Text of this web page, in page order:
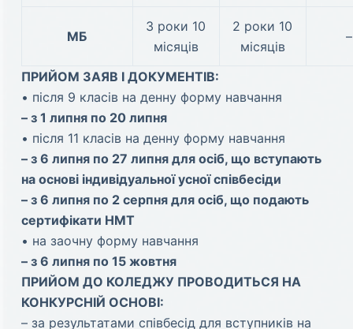
МБ
3 роки 10
місяців
2 роки 10
місяців
–
ПРИЙОМ ЗАЯВ І ДОКУМЕНТІВ:
• після 9 класів на денну форму навчання
– з 1 липня по 20 липня
• після 11 класів на денну форму навчання
– з 6 липня по 27 липня для осіб, що вступають
на основі індивідуальної усної співбесіди
– з 6 липня по 2 серпня для осіб, що подають
сертифікати НМТ
• на заочну форму навчання
– з 6 липня по 15 жовтня
ПРИЙОМ ДО КОЛЕДЖУ ПРОВОДИТЬСЯ НА
КОНКУРСНІЙ ОСНОВІ:
– за результатами співбесід для вступників на